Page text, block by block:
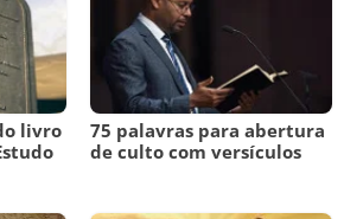
livro
75 palavras para abertura
de culto com versículos